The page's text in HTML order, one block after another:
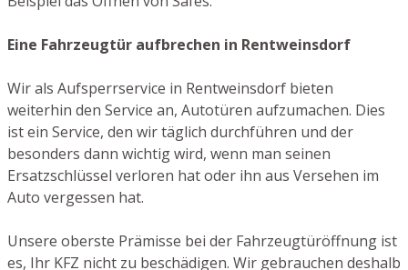
Eine Fahrzeugtür aufbrechen in Rentweinsdorf
Wir als Aufsperrservice in Rentweinsdorf bieten
weiterhin den Service an, Autotüren aufzumachen. Dies
ist ein Service, den wir täglich durchführen und der
besonders dann wichtig wird, wenn man seinen
Ersatzschlüssel verloren hat oder ihn aus Versehen im
Auto vergessen hat.
Unsere oberste Prämisse bei der Fahrzeugtüröffnung ist
es, Ihr KFZ nicht zu beschädigen. Wir gebrauchen deshalb